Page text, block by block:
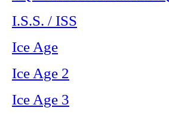
I.S.S. / ISS
Ice Age
Ice Age 2
Ice Age 3